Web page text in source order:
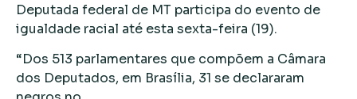
Deputada federal de MT participa do evento de
igualdade racial até esta sexta-feira (19).
“Dos 513 parlamentares que compõem a Câmara
dos Deputados, em Brasília, 31 se declararam